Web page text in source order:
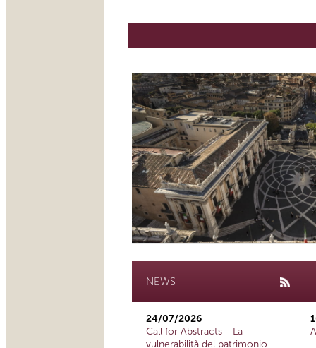
NEWS
24/07/2026
Call for Abstracts - La
vulnerabilità del patrimonio